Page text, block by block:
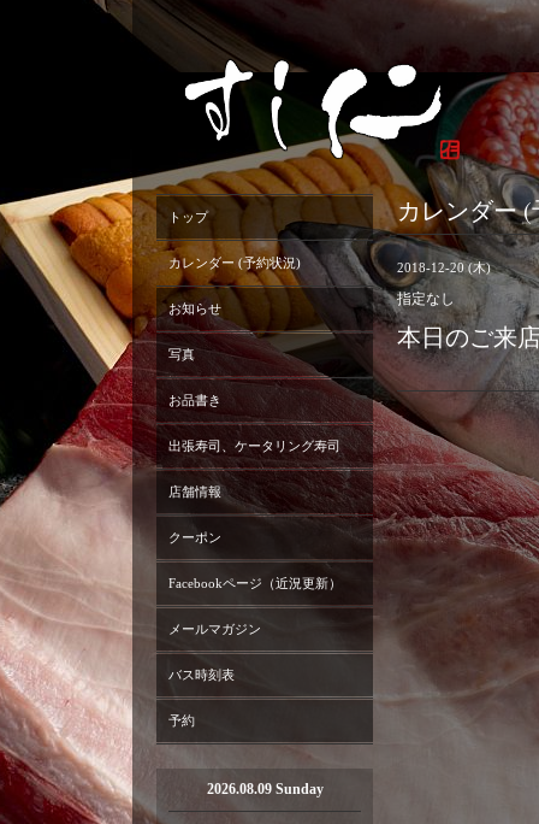
カレンダー
2018-12-20 (木)
指定なし
本日のご来
トップ
カレンダー (予約状況)
お知らせ
写真
お品書き
出張寿司、ケータリング寿司
店舗情報
クーポン
Facebookページ（近況更新）
メールマガジン
バス時刻表
予約
2026.08.09 Sunday